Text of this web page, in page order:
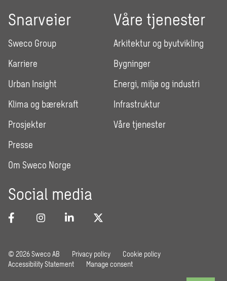
Snarveier
Sweco Group
Karriere
Urban Insight
Klima og bærekraft
Prosjekter
Presse
Om Sweco Norge
Våre tjenester
Arkitektur og byutvikling
Bygninger
Energi, miljø og industri
Infrastruktur
Våre tjenester
Social media
© 2026 Sweco AB Privacy policy
Cookie policy
Accessibility Statement
Manage consent